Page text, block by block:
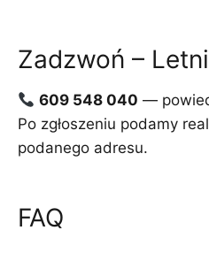
Zadzwoń –
609 548 040 —
Po zgłoszeniu podamy
podanego adresu.
FAQ